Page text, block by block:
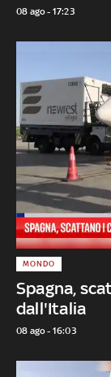
08 ago - 17:23
Spagna,
dall'Italia
MONDO
08 ago - 16:03